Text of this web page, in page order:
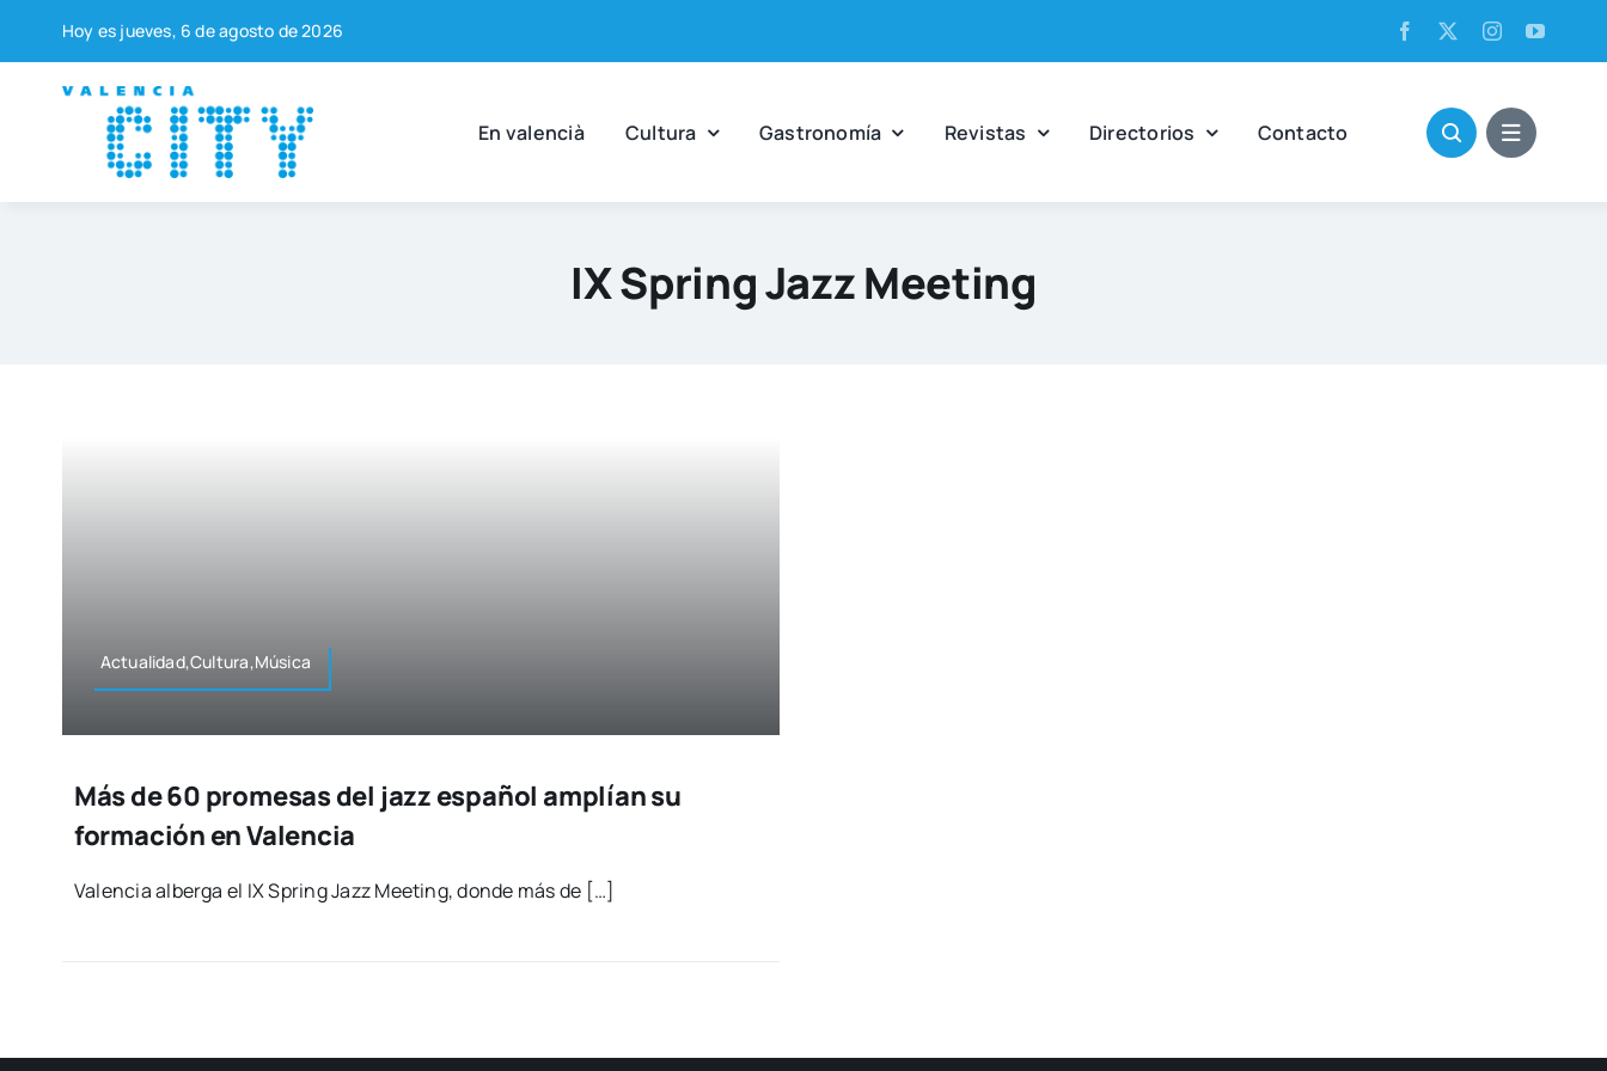
contenido
Hoy es jue­ves, 6 de agos­to de 2026
En valen­cià Cul­tu­ra Gas­tro­no­mía Revis­tas Direc­to­rios Con­tac­to
IX Spring Jazz Meeting
Actualidad,Cultura,Música
Más de 60 promesas del jazz español amplían su
formación en Valencia
Valen­cia alber­ga el IX Spring Jazz Mee­ting, don­de más de […]